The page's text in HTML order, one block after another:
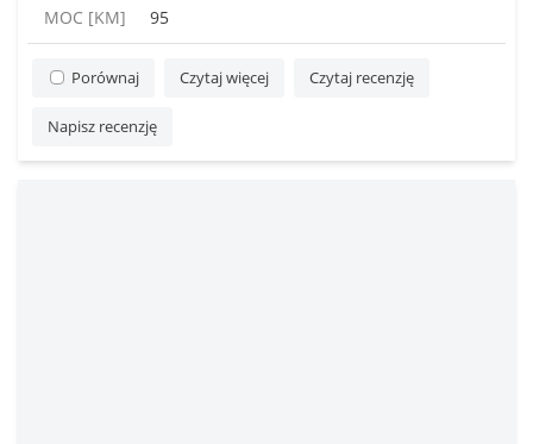
MOC [KM] 95
Porównaj Czytaj więcej Czytaj recenzję
Napisz recenzję